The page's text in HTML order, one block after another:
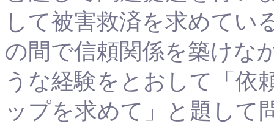
して被害救済を求めてい
の間で信頼関係を築けな
うな経験をとおして「依
ップを求めて」と題して